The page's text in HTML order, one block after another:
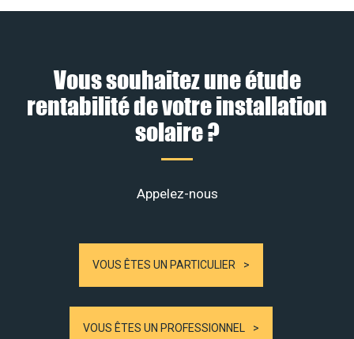
Vous souhaitez une étude
rentabilité de votre installation
solaire ?
Appelez-nous
VOUS ÊTES UN PARTICULIER
VOUS ÊTES UN PROFESSIONNEL